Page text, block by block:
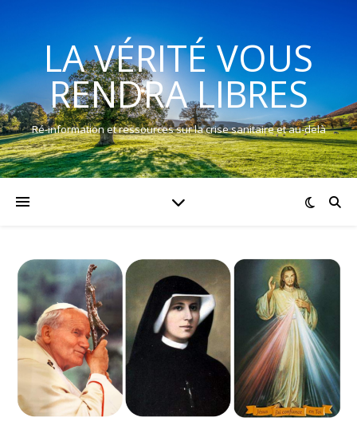
LA VÉRITÉ VOUS
RENDRA LIBRES
Ré-information et ressources sur la crise sanitaire et au-delà